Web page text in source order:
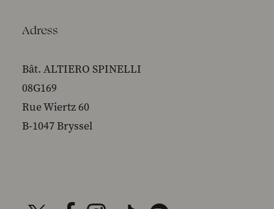
Adress
Bât. ALTIERO SPINELLI
08G169
Rue Wiertz 60
B-1047 Bryssel